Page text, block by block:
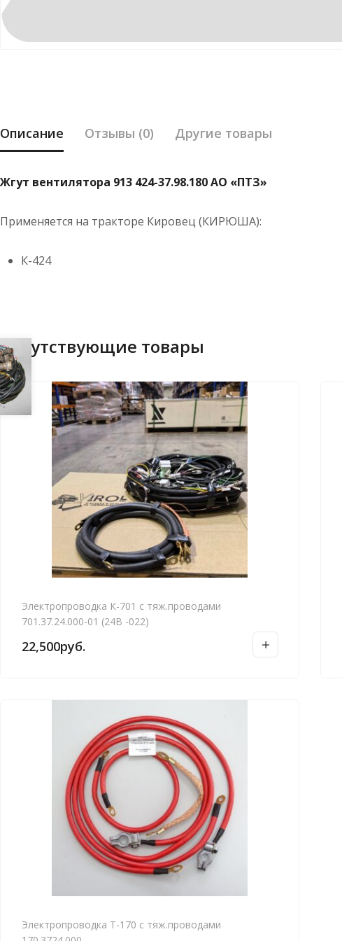
Описание Отзывы (0) Другие товары
Жгут вентилятора 913 424-37.98.180 АО «ПТЗ»
Применяется на тракторе Кировец (КИРЮША):
К-424
Сопутствующие товары
Электропроводка К-701 с тяж.проводами
701.37.24.000-01 (24В -022)
22,500руб.
Электропроводка Т-170 с тяж.проводами